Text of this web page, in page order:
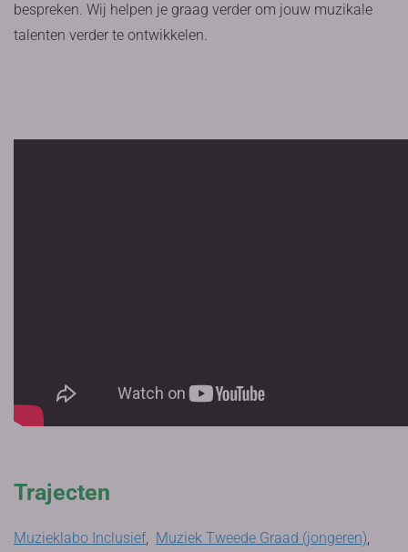
bespreken. Wij helpen je graag verder om jouw muzikale
talenten verder te ontwikkelen.
Trajecten
Muzieklabo Inclusief, Muziek Tweede Graad (jongeren),